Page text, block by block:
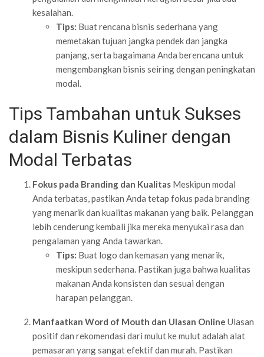
kesalahan.
Tips: Buat rencana bisnis sederhana yang
memetakan tujuan jangka pendek dan jangka
panjang, serta bagaimana Anda berencana untuk
mengembangkan bisnis seiring dengan peningkatan
modal.
Tips Tambahan untuk Sukses
dalam Bisnis Kuliner dengan
Modal Terbatas
Fokus pada Branding dan Kualitas Meskipun modal
Anda terbatas, pastikan Anda tetap fokus pada branding
yang menarik dan kualitas makanan yang baik. Pelanggan
lebih cenderung kembali jika mereka menyukai rasa dan
pengalaman yang Anda tawarkan.
Tips: Buat logo dan kemasan yang menarik,
meskipun sederhana. Pastikan juga bahwa kualitas
makanan Anda konsisten dan sesuai dengan
harapan pelanggan.
Manfaatkan Word of Mouth dan Ulasan Online Ulasan
positif dan rekomendasi dari mulut ke mulut adalah alat
pemasaran yang sangat efektif dan murah. Pastikan